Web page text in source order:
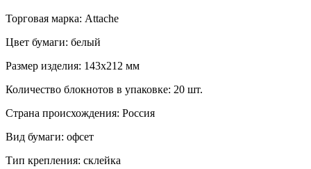
Торговая марка: Attache
Цвет бумаги: белый
Размер изделия: 143x212 мм
Количество блокнотов в упаковке: 20 шт.
Страна происхождения: Россия
Вид бумаги: офсeт
Тип крепления: склейка